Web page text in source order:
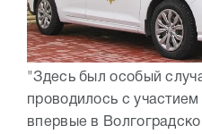
"Здесь был особый
проводилось с
впервые в